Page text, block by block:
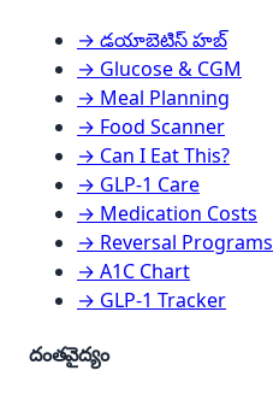
→ డయాబెటిస్ హబ్
→ Glucose & CGM
→ Meal Planning
→ Food Scanner
→ Can I Eat This?
→ GLP-1 Care
→ Medication Costs
→ Reversal Programs
→ A1C Chart
→ GLP-1 Tracker
దంతవైద్యం